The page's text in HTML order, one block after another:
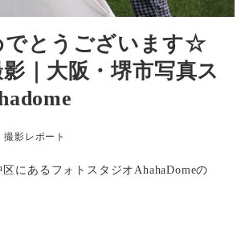
でとうございます☆
｜大阪・堺市写真ス
ゴリー
撮影レポート
にあるフォトスタジオAhahaDomeの